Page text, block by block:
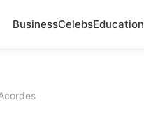
BusinessCelebsEducation